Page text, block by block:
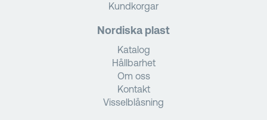
Kundkorgar
Nordiska plast
Katalog
Hållbarhet
Om oss
Kontakt
Visselblåsning